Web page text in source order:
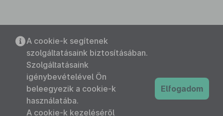
A cookie-k segítenek
szolgáltatásaink biztosításában.
Szolgáltatásaink
igénybevételével Ön
beleegyezik a cookie-k
használatába.
A cookie-k kezeléséről
Elfogadom